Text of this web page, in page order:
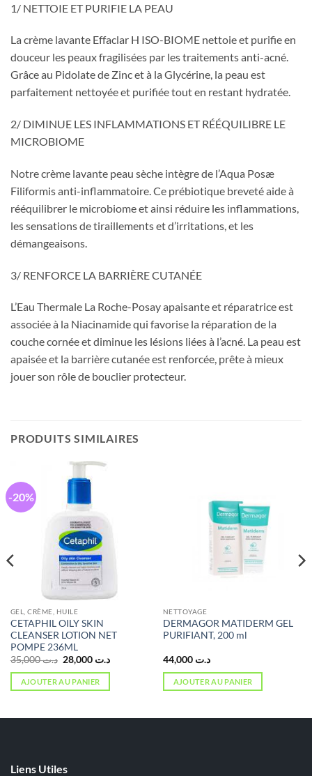
1/ NETTOIE ET PURIFIE LA PEAU
La crème lavante Effaclar H ISO-BIOME nettoie et purifie en
douceur les peaux fragilisées par les traitements anti-acné.
Grâce au Pidolate de Zinc et à la Glycérine, la peau est
parfaitement nettoyée et purifiée tout en restant hydratée.
2/ DIMINUE LES INFLAMMATIONS ET RÉÉQUILIBRE LE
MICROBIOME
Notre crème lavante peau sèche intègre de l’Aqua Posæ
Filiformis anti-inflammatoire. Ce prébiotique breveté aide à
rééquilibrer le microbiome et ainsi réduire les inflammations,
les sensations de tiraillements et d’irritations, et les
démangeaisons.
3/ RENFORCE LA BARRIÈRE CUTANÉE
L’Eau Thermale La Roche-Posay apaisante et réparatrice est
associée à la Niacinamide qui favorise la réparation de la
couche cornée et diminue les lésions liées à l’acné. La peau est
apaisée et la barrière cutanée est renforcée, prête à mieux
jouer son rôle de bouclier protecteur.
PRODUITS SIMILAIRES
-20%
GEL, CRÈME, HUILE
CETAPHIL OILY SKIN
CLEANSER LOTION NET
POMPE 236ML
د.ت35,000
Le
prix
initial
était :
د.ت 28,000
Le
AJOUTER AU PANIER
NETTOYAGE
DERMAGOR MATIDERM GEL
PURIFIANT, 200 ml
د.ت 44,000
AJOUTER AU PANIER
Liens Utiles